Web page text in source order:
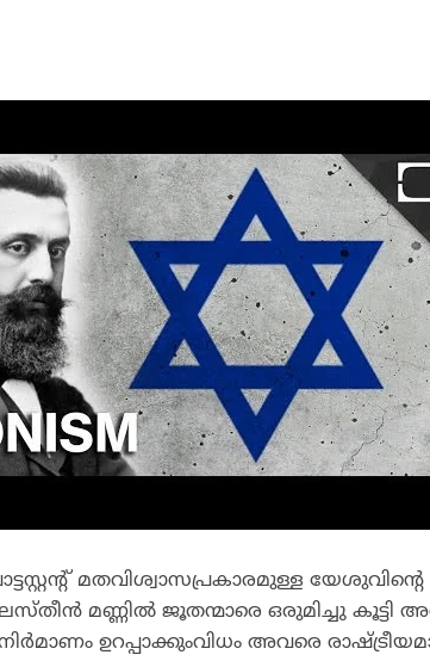
മതവിശ്വാസപ്രകാരമുള്ള
മണ്ണില്‍ ജൂതന്മാരെ ഒരുമിച്ചു കൂട്ടി
ഉറപ്പാക്കുംവിധം അവരെ